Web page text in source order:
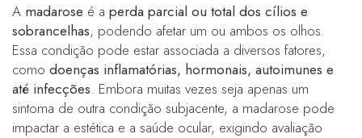
A madarose é a perda parcial ou total dos cílios e
sobrancelhas, podendo afetar um ou ambos os olhos.
Essa condição pode estar associada a diversos fatores,
como doenças inflamatórias, hormonais, autoimunes e
até infecções. Embora muitas vezes seja apenas um
sintoma de outra condição subjacente, a madarose pode
impactar a estética e a saúde ocular, exigindo avaliação